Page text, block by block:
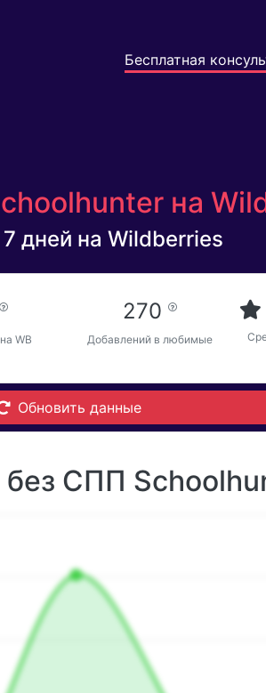
Бесплатная
на
дней на Wildberries
WB
270
Добавлений в любимые
Обновить данные
СПП